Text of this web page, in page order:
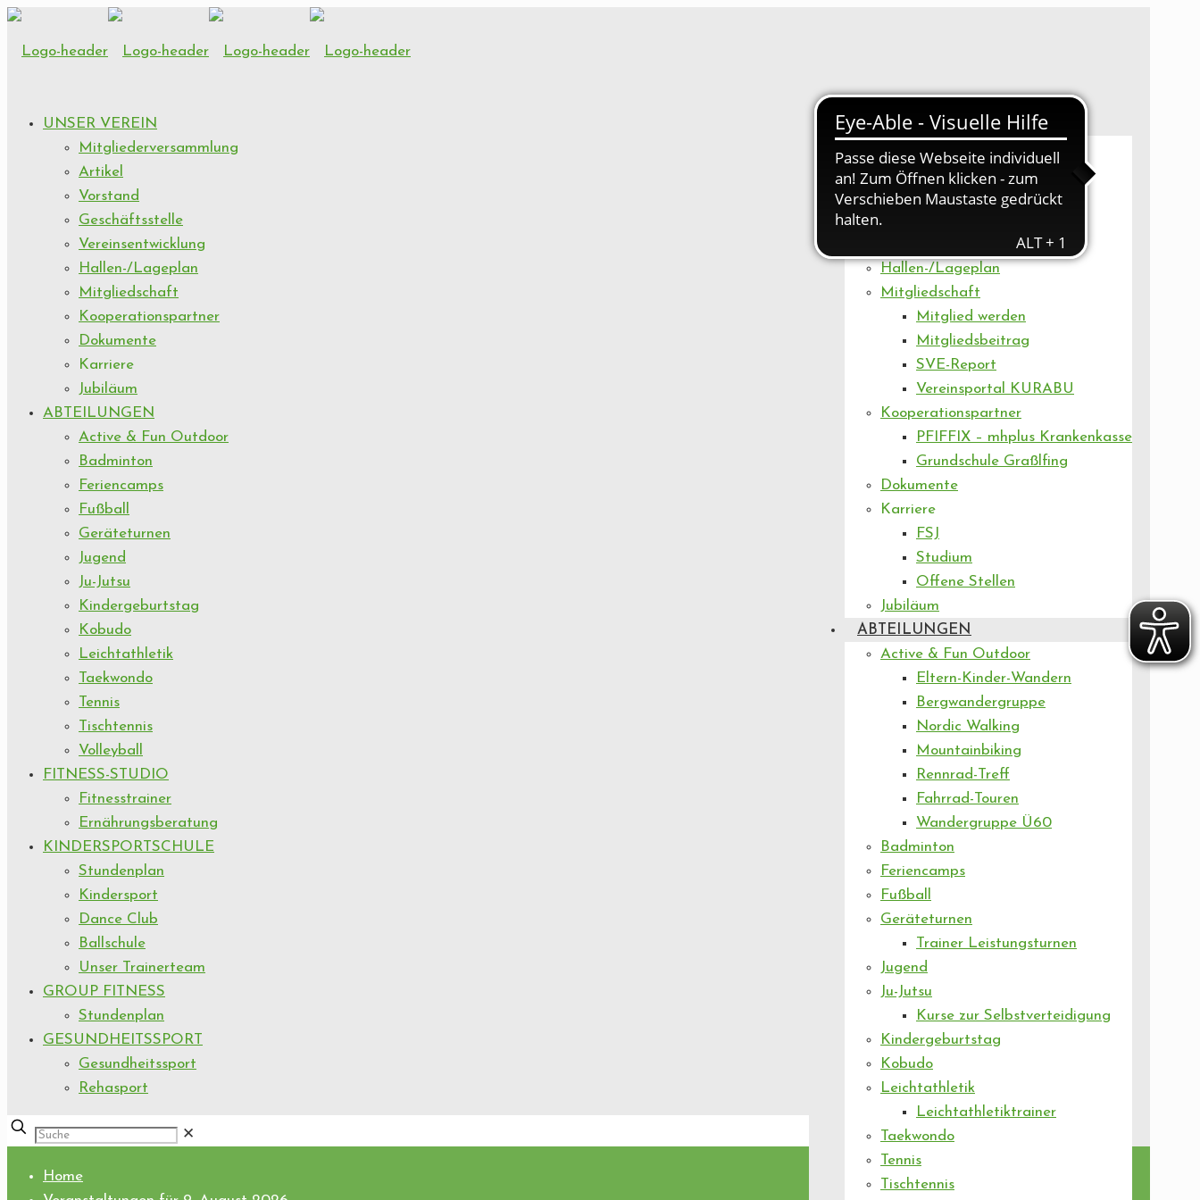
UNSER VEREIN
Artikel
Vorstand
Geschäftsstelle
Hallen-/Lageplan
Mitgliedschaft
Mitglied werden
Mitgliedsbeitrag
SVE-Report
Vereinsportal KURABU
Kooperationspartner
PFIFFIX – mhplus Krankenkasse
Grundschule Graßlfing
Dokumente
Karriere
FSJ
Studium
Offene Stellen
Jubiläum
ABTEILUNGEN
Active & Fun Outdoor
Eltern-Kinder-Wandern
Bergwandergruppe
Nordic Walking
Mountainbiking
Rennrad-Treff
Fahrrad-Touren
Wandergruppe Ü60
Badminton
Feriencamps
Fußball
Geräteturnen
Trainer Leistungsturnen
Jugend
Ju-Jutsu
Kurse zur Selbstverteidigung
Kindergeburtstag
Kobudo
Leichtathletik
Leichtathletiktrainer
Taekwondo
Tennis
Tischtennis
UNSER VEREIN
Mitgliederversammlung
Artikel
Vorstand
Geschäftsstelle
Vereinsentwicklung
Hallen-/Lageplan
Mitgliedschaft
Kooperationspartner
Dokumente
Karriere
Jubiläum
ABTEILUNGEN
Active & Fun Outdoor
Badminton
Feriencamps
Fußball
Geräteturnen
Jugend
Ju-Jutsu
Kindergeburtstag
Kobudo
Leichtathletik
Taekwondo
Tennis
Tischtennis
Volleyball
FITNESS-STUDIO
Fitnesstrainer
Ernährungsberatung
KINDERSPORTSCHULE
Stundenplan
Kindersport
Dance Club
Ballschule
Unser Trainerteam
GROUP FITNESS
Stundenplan
GESUNDHEITSSPORT
Gesundheitssport
Rehasport
✕
Home